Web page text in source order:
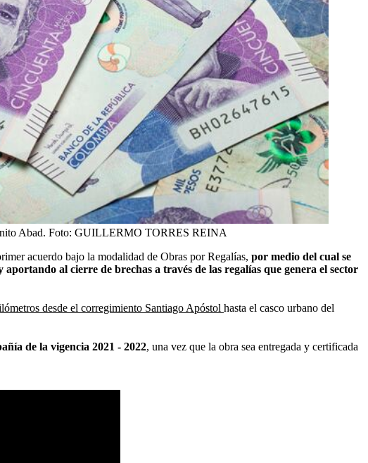
Abad. Foto: GUILLERMO TORRES REINA
acuerdo bajo la modalidad de Obras por Regalías, por medio del cual se
al cierre de brechas a través de las regalías que genera el sector
desde el corregimiento Santiago Apóstol hasta el casco urbano del
de la vigencia 2021 - 2022, una vez que la obra sea entregada y certificada